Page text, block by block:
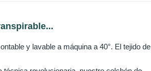
y lavable a máquina a 40°. El tejido de